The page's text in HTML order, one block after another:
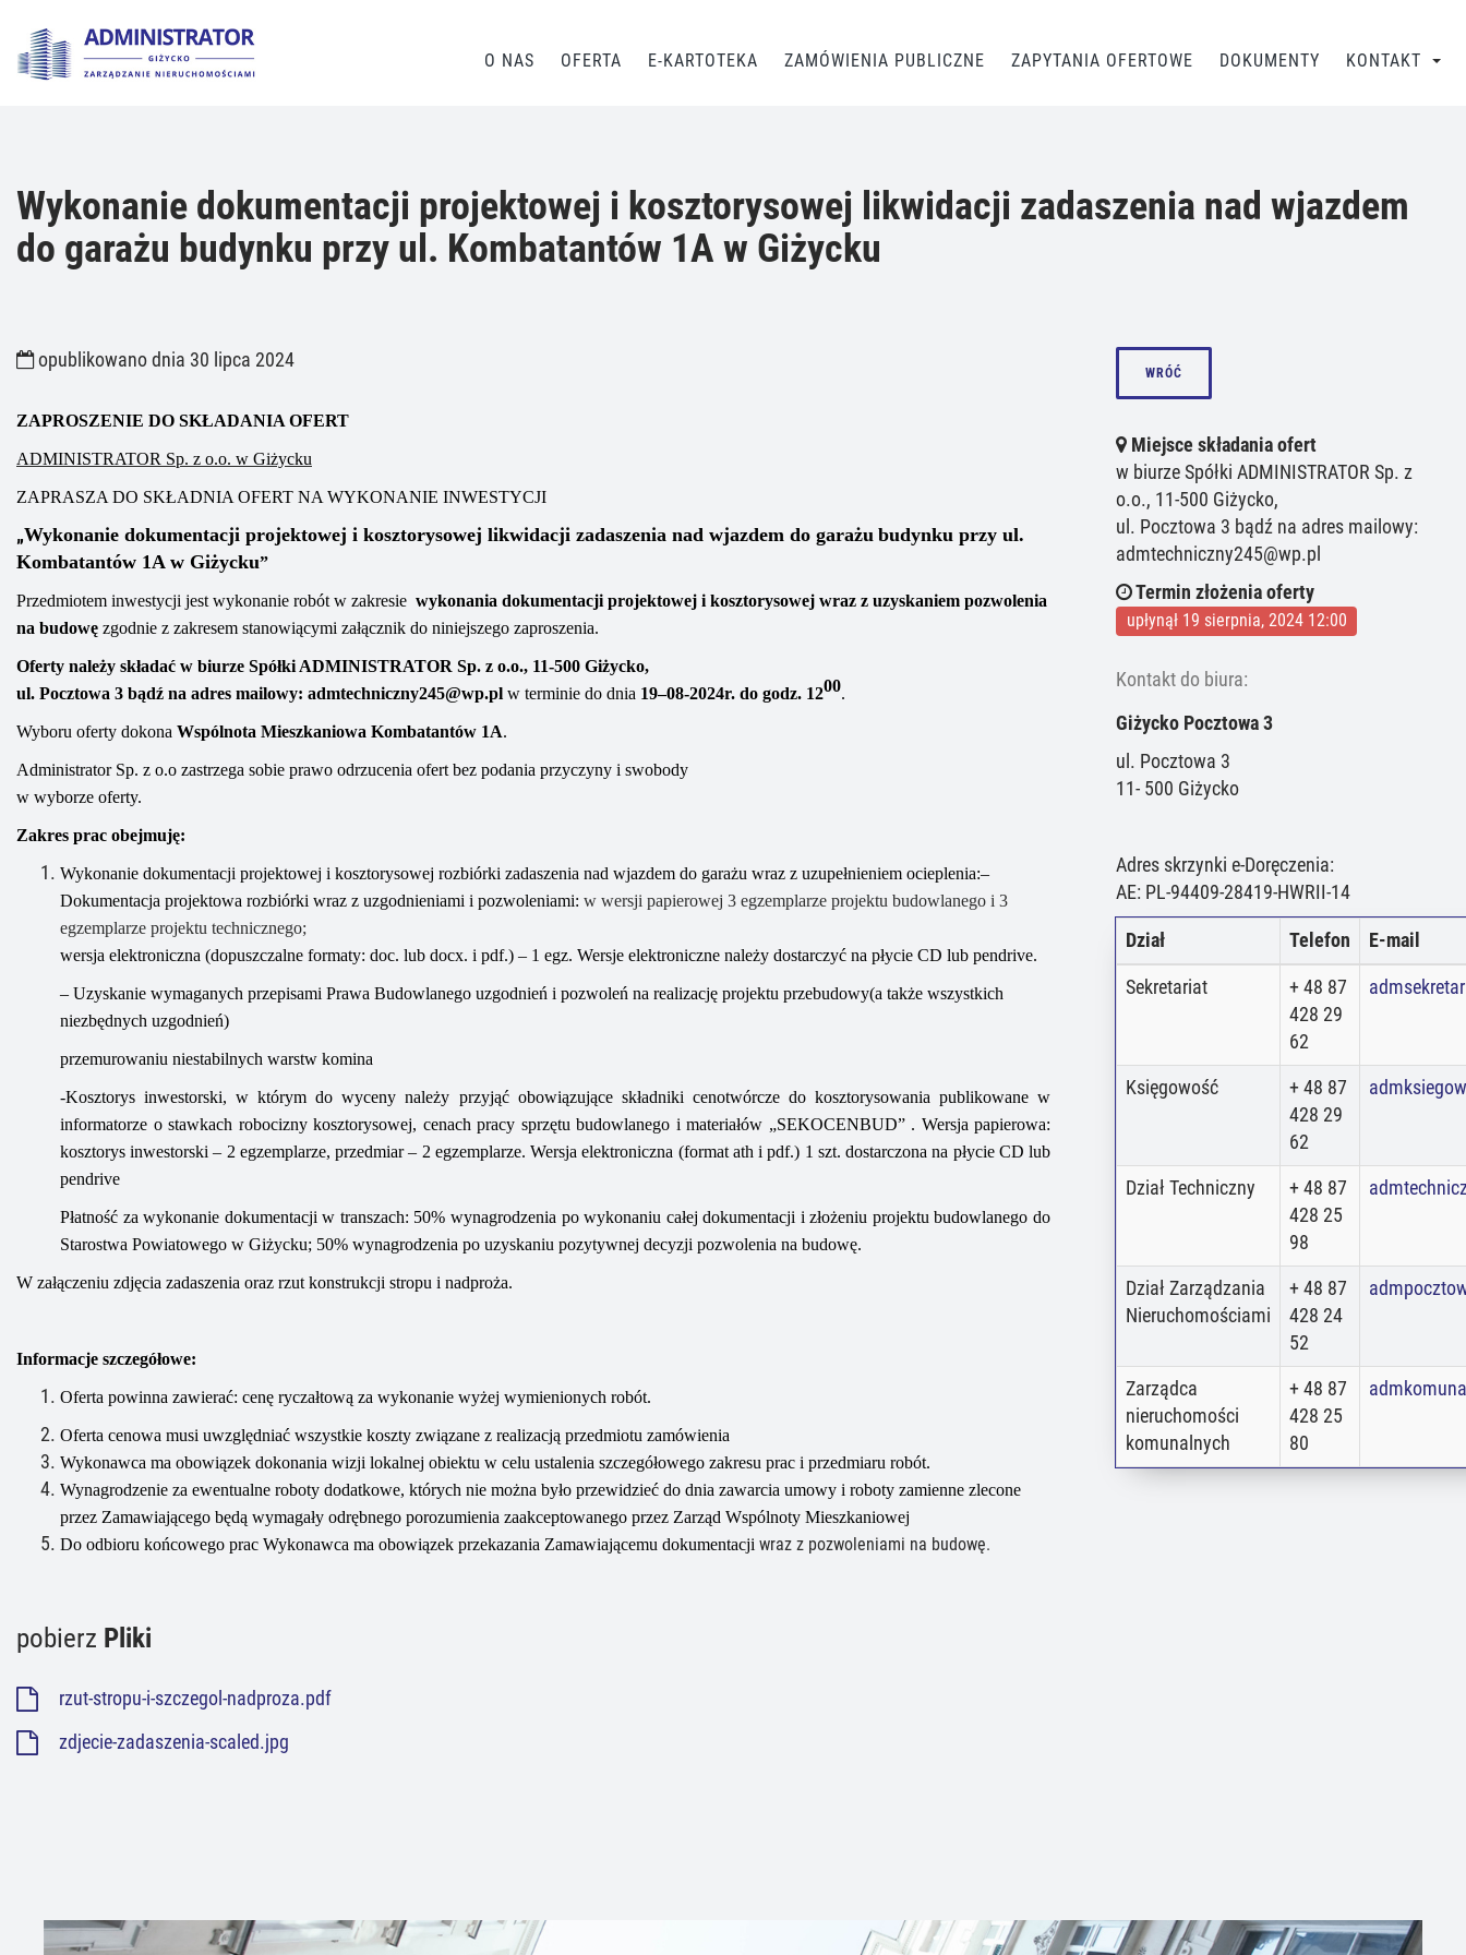
O NAS OFERTA E-KARTOTEKA ZAMÓWIENIA PUBLICZNE ZAPYTANIA OFERTOWE DOKUMENTY KONTAKT
Wykonanie dokumentacji projektowej i kosztorysowej likwidacji zadaszenia nad wjazdem
do garażu budynku przy ul. Kombatantów 1A w Giżycku
opublikowano dnia 30 lipca 2024
ZAPROSZENIE DO SKŁADANIA OFERT
ADMINISTRATOR Sp. z o.o. w Giżycku
ZAPRASZA DO SKŁADNIA OFERT NA WYKONANIE INWESTYCJI
„Wykonanie dokumentacji projektowej i kosztorysowej likwidacji zadaszenia nad wjazdem do garażu budynku przy ul.
Kombatantów 1A w Giżycku”
Przedmiotem inwestycji jest wykonanie robót w zakresie wykonania dokumentacji projektowej i kosztorysowej wraz z uzyskaniem pozwolenia
na budowę zgodnie z zakresem stanowiącymi załącznik do niniejszego zaproszenia.
Oferty należy składać w biurze Spółki ADMINISTRATOR Sp. z o.o., 11-500 Giżycko,
ul. Pocztowa 3 bądź na adres mailowy: admtechniczny245@wp.pl w terminie do dnia 19–08-2024r. do godz. 1200.
Wyboru oferty dokona Wspólnota Mieszkaniowa Kombatantów 1A.
Administrator Sp. z o.o zastrzega sobie prawo odrzucenia ofert bez podania przyczyny i swobody
w wyborze oferty.
Zakres prac obejmuję:
Wykonanie dokumentacji projektowej i kosztorysowej rozbiórki zadaszenia nad wjazdem do garażu wraz z uzupełnieniem ocieplenia:–
Dokumentacja projektowa rozbiórki wraz z uzgodnieniami i pozwoleniami: w wersji papierowej 3 egzemplarze projektu budowlanego i 3
egzemplarze projektu technicznego;
wersja elektroniczna (dopuszczalne formaty: doc. lub docx. i pdf.) – 1 egz. Wersje elektroniczne należy dostarczyć na płycie CD lub pendrive.
– Uzyskanie wymaganych przepisami Prawa Budowlanego uzgodnień i pozwoleń na realizację projektu przebudowy(a także wszystkich
niezbędnych uzgodnień)
przemurowaniu niestabilnych warstw komina
-Kosztorys inwestorski,w którym do wyceny należy przyjąć obowiązujące składniki cenotwórcze do kosztorysowania publikowane w
informatorze o stawkach robocizny kosztorysowej, cenach pracy sprzętu budowlanego i materiałów „SEKOCENBUD”. Wersja papierowa:
kosztorys inwestorski – 2 egzemplarze, przedmiar – 2 egzemplarze. Wersja elektroniczna (format ath i pdf.) 1 szt. dostarczona na płycie CD lub
pendrive
Płatność za wykonanie dokumentacji w transzach: 50% wynagrodzenia po wykonaniu całej dokumentacji i złożeniu projektu budowlanego do
Starostwa Powiatowego w Giżycku; 50% wynagrodzenia po uzyskaniu pozytywnej decyzji pozwolenia na budowę.
W załączeniu zdjęcia zadaszenia oraz rzut konstrukcji stropu i nadproża.
Informacje szczegółowe:
Oferta powinna zawierać: cenę ryczałtową za wykonanie wyżej wymienionych robót.
Oferta cenowa musi uwzględniać wszystkie koszty związane z realizacją przedmiotu zamówienia
Wykonawca ma obowiązek dokonania wizji lokalnej obiektu w celu ustalenia szczegółowego zakresu prac i przedmiaru robót.
Wynagrodzenie za ewentualne roboty dodatkowe, których nie można było przewidzieć do dnia zawarcia umowy i roboty zamienne zlecone
przez Zamawiającego będą wymagały odrębnego porozumienia zaakceptowanego przez Zarząd Wspólnoty Mieszkaniowej
Do odbioru końcowego prac Wykonawca ma obowiązek przekazania Zamawiającemu dokumentacji wraz z pozwoleniami na budowę.
pobierz Pliki
rzut-stropu-i-szczegol-nadproza.pdf
zdjecie-zadaszenia-scaled.jpg
WRÓĆ
Miejsce składania ofert
w biurze Spółki ADMINISTRATOR Sp. z
o.o., 11-500 Giżycko,
ul. Pocztowa 3 bądź na adres mailowy:
admtechniczny245@wp.pl
Termin złożenia oferty
upłynął 19 sierpnia, 2024 12:00
Kontakt do biura:
Giżycko Pocztowa 3
ul. Pocztowa 3
11- 500 Giżycko
Adres skrzynki e-Doręczenia:
AE: PL-94409-28419-HWRII-14
Dział Telefon E-mail
Sekretariat
+ 48 87
428 29
62
Księgowość
+ 48 87
428 29
62
Dział Techniczny
+ 48 87
428 25
98
Dział Zarządzania
Nieruchomościami
+ 48 87
428 24
52
Zarządca
nieruchomości
komunalnych
+ 48 87
428 25
80